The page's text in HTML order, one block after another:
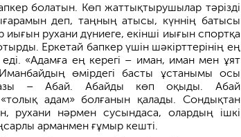
болатын. Көп жаттықтырушылар тәрізді
деп, таңның атысы, күннің батысы
рухани дүниеге, екінші иығын спортқа
Еркетай бапкер үшін шәкірттерінің ең
«Адамға ең керегі – иман, иман мен ұят
Иманбайдың өмірдегі басты ұстанымы осы
– Абай. Абайды көп оқыды. Абай
адам» болғанын қалады. Сондықтан
рухани нәрмен сусындаса, олардың ішкі
арманмен ғұмыр кешті.